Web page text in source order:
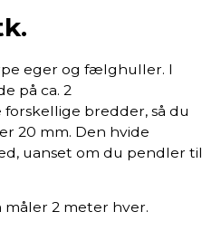
eger og fælghuller. I
på ca. 2
bredder, så du
20 mm. Den hvide
uanset om du pendler til
2 meter hver.